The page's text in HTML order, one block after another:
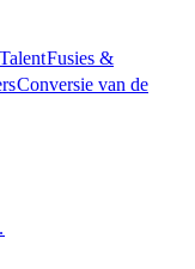
Fusies &
Conversie van de